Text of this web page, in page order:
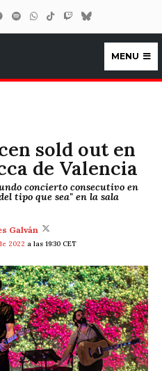
MENU
sold out en
de Valencia
concierto consecutivo en
tipo que sea" en la sala
Galván
2022 a las 19:30 CET